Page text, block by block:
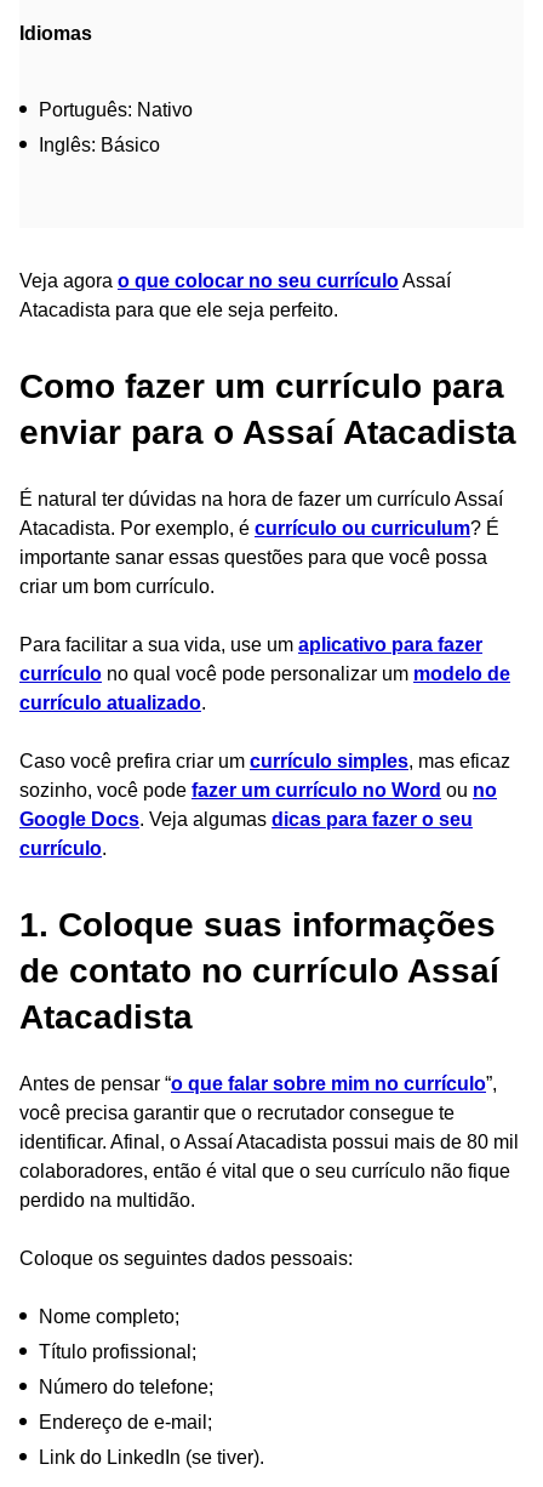
Idiomas
Português: Nativo
Inglês: Básico
Veja agora o que colocar no seu currículoAssaí
Atacadista para que ele seja perfeito.
Como fazer um currículo para
enviar para o Assaí Atacadista
É natural ter dúvidas na hora de fazer um currículo Assaí
Atacadista. Por exemplo, é currículo ou curriculum? É
importante sanar essas questões para que você possa
criar um bom currículo.
Para facilitar a sua vida, use um aplicativo para fazer
currículo no qual você pode personalizar um modelo de
currículo atualizado.
Caso você prefira criar um currículo simples, mas eficaz
sozinho, você pode fazer um currículo no Word ou no
Google Docs. Veja algumas dicas para fazer o seu
currículo.
1. Coloque suas informações
de contato no currículo Assaí
Atacadista
Antes de pensar “o que falar sobre mim no currículo”,
você precisa garantir que o recrutador consegue te
identificar. Afinal, o Assaí Atacadista possui mais de 80 mil
colaboradores, então é vital que o seu currículo não fique
perdido na multidão.
Coloque os seguintes dados pessoais:
Nome completo;
Título profissional;
Número do telefone;
Endereço de e-mail;
Link do LinkedIn (se tiver).